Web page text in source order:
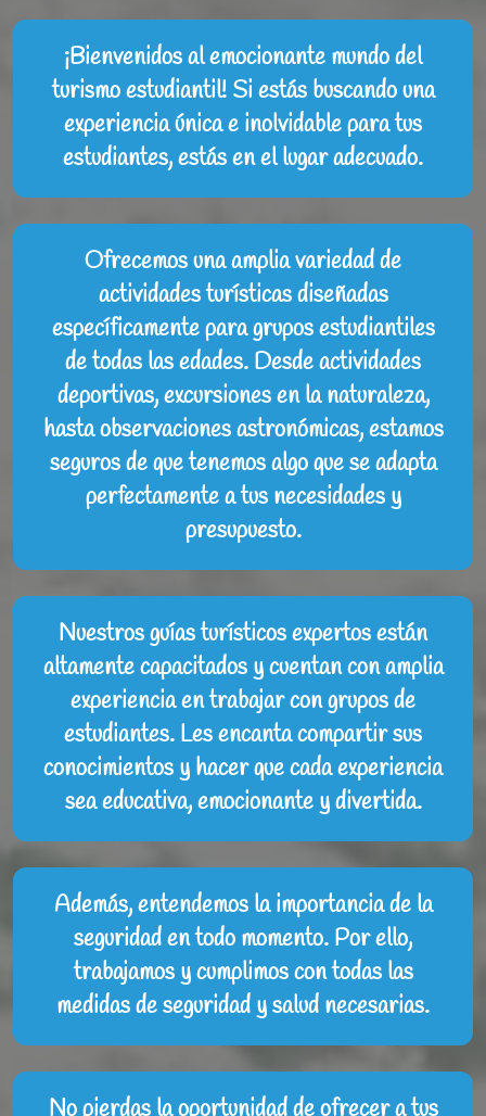
¡Bienvenidos al emocionante mundo del
turismo estudiantil! Si estás buscando una
experiencia única e inolvidable para tus
estudiantes, estás en el lugar adecuado.
Ofrecemos una amplia variedad de
actividades turísticas diseñadas
específicamente para grupos estudiantiles
de todas las edades. Desde actividades
deportivas, excursiones en la naturaleza,
hasta observaciones astronómicas, estamos
seguros de que tenemos algo que se adapta
perfectamente a tus necesidades y
presupuesto.
Nuestros guías turísticos expertos están
altamente capacitados y cuentan con amplia
experiencia en trabajar con grupos de
estudiantes. Les encanta compartir sus
conocimientos y hacer que cada experiencia
sea educativa, emocionante y divertida.
Además, entendemos la importancia de la
seguridad en todo momento. Por ello,
trabajamos y cumplimos con todas las
medidas de seguridad y salud necesarias.
No pierdas la oportunidad de ofrecer a tus